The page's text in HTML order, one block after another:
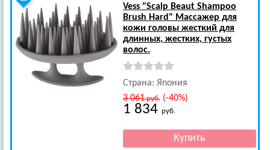
Vess"Scalp Beaut Shampoo
Brush Hard" Массажер для
кожи головы жесткий для
длинных, жестких, густых
волос.
Страна: Япония
3 061руб.(-40%)
1 834 руб.